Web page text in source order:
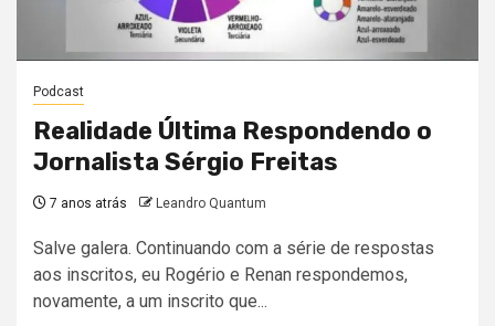
Podcast
Realidade Última Respondendo o
Jornalista Sérgio Freitas
7 anos atrás Leandro Quantum
Salve galera. Continuando com a série de respostas
aos inscritos, eu Rogério e Renan respondemos,
novamente, a um inscrito que...